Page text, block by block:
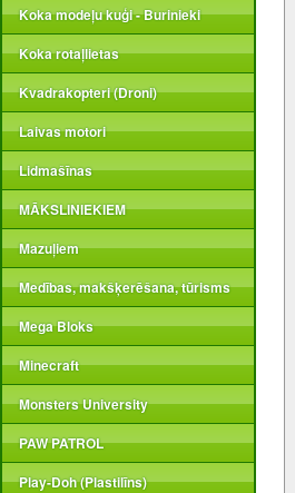
Koka modeļu kuģi - Burinieki
Koka rotaļlietas
Kvadrakopteri (Droni)
Laivas motori
Lidmašīnas
MĀKSLINIEKIEM
Mazuļiem
Medības, makšķerēšana, tūrisms
Mega Bloks
Minecraft
Monsters University
PAW PATROL
Play-Doh (Plastilīns)